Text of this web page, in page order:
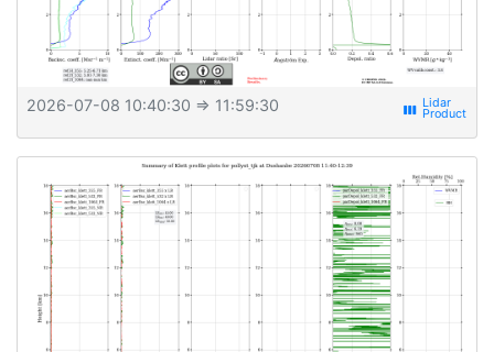
2026-07-08 10:40:30 ⇒ 11:59:30 view_week